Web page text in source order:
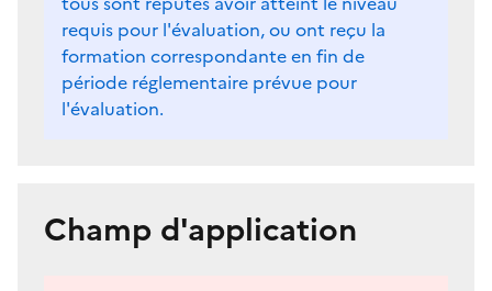
requis pour l'évaluation, ou ont reçu la
formation correspondante en fin de
période réglementaire prévue pour
l'évaluation.
Champ d'application